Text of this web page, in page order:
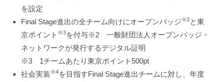
を設定
Final Stage進出の全チーム向けにオープンバッジ※2と東
京ポイント ※3を付与※2 一般財団法人オープンバッジ・
ネットワークが発行するデジタル証明
※3 1チームあたり東京ポイント500pt
社会実装※4を目指すFinal Stage進出チームに対し、年度